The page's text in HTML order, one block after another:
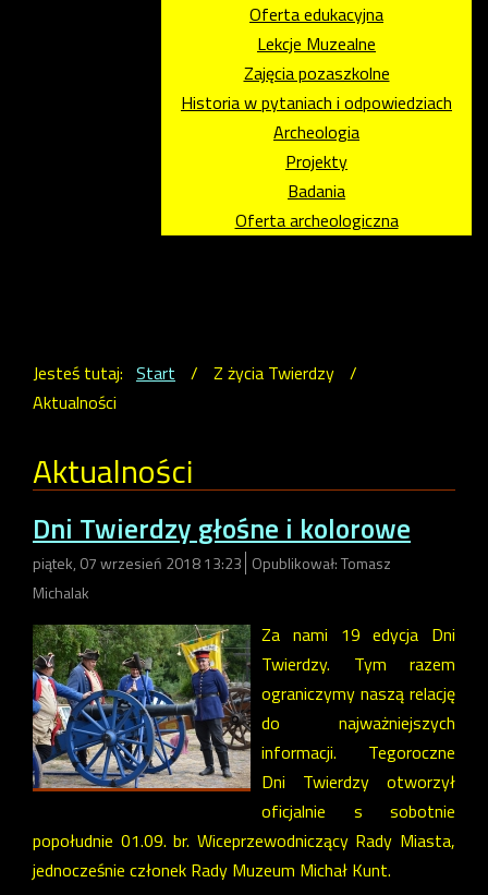
Oferta edukacyjna
Lekcje Muzealne
Zajęcia pozaszkolne
Historia w pytaniach i odpowiedziach
Archeologia
Projekty
Badania
Oferta archeologiczna
Jesteś tutaj: Start / Z życia Twierdzy /
Aktualności
Aktualności
Dni Twierdzy głośne i kolorowe
piątek, 07 wrzesień 2018 13:23 Opublikował: Tomasz
Michalak
Za nami 19 edycja Dni
Twierdzy. Tym razem
ograniczymy naszą relację
do najważniejszych
informacji. Tegoroczne
Dni Twierdzy otworzył
oficjalnie s sobotnie
popołudnie 01.09. br. Wiceprzewodniczący Rady Miasta,
jednocześnie członek Rady Muzeum Michał Kunt.